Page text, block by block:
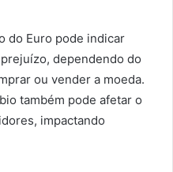
do Euro pode indicar
dependendo do
ou vender a moeda.
também pode afetar o
impactando